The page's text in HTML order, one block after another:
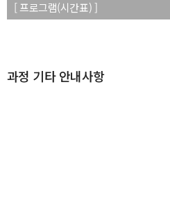
[ 프로그램(시간표) ]
과정 기타 안내사항